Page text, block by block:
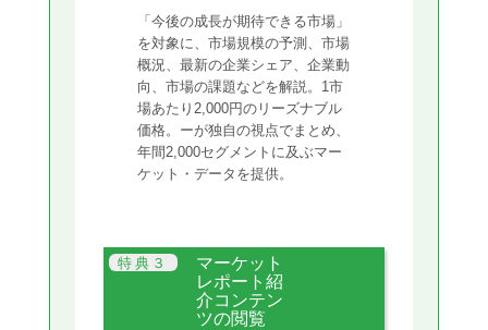
「今後の成長が期待できる市場」
を対象に、市場規模の予測、市場
概況、最新の企業シェア、企業動
向、市場の課題などを解説。1市
場あたり2,000円のリーズナブル
価格。ーが独自の視点でまとめ、
年間2,000セグメントに及ぶマー
ケット・データを提供。
マーケット
レポート紹
介コンテン
ツの閲覧